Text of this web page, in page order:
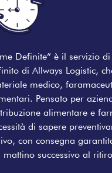
Definite” è il servizio
di Allways Logistic,
medico,
Pensato per
alimentare e
di sapere
con consegna
mattino successivo al